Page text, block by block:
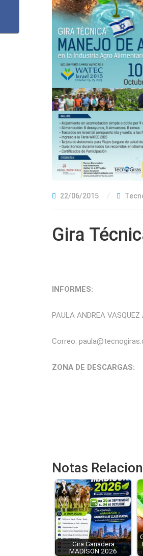
22/06/2015
Gira
INFORMES:
PAULA ANDREA VASQUEZ
Correo:
ZONA DE DESCARGAS:
Notas
Gira Ganadera
MADISON 2026